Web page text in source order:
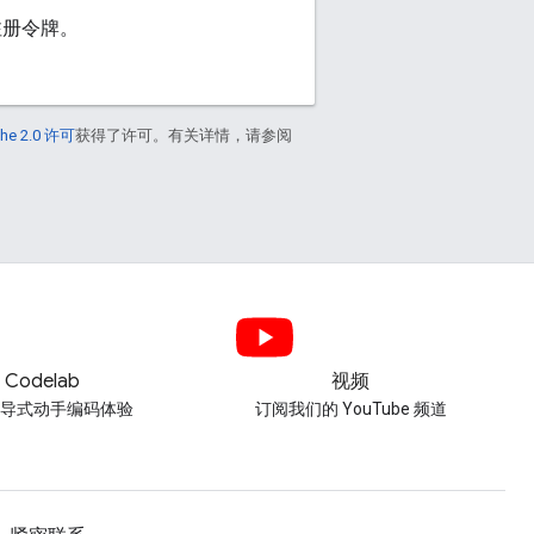
令牌。
2.0 许可获得了许可。有关详情，请参阅
Codelab
式动手编码体验
视频
订阅我们的 YouTube 频道